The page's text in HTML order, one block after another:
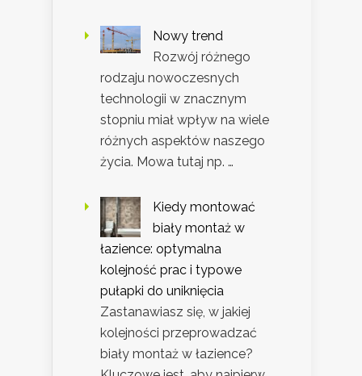
Nowy trend
Rozwój różnego
rodzaju nowoczesnych
technologii w znacznym
stopniu miał wpływ na wiele
różnych aspektów naszego
życia. Mowa tutaj np. …
Kiedy montować
biały montaż w
łazience: optymalna
kolejność prac i typowe
pułapki do uniknięcia
Zastanawiasz się, w jakiej
kolejności przeprowadzać
biały montaż w łazience?